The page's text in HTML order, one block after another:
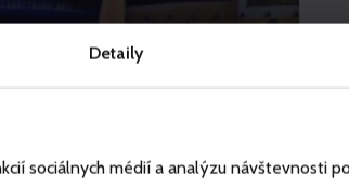
Detaily
sociálnych médií a analýzu návštevnosti